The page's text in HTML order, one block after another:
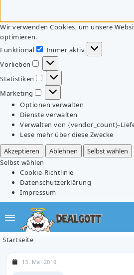
Wir verwenden Cookies, um unsere
optimieren.
Funktional
Funktional
Immer aktiv
Vorlieben
Vorlieben
Statistiken
Statistiken
Marketing
Marketing
Optionen verwalten
Dienste verwalten
Verwalten von {vendor_count}-
Lese mehr über diese Zwecke
Akzeptieren
Ablehnen Selbst wählen
Selbst wählen
Cookie-Richtlinie
Datenschutzerklärung
Impressum
Startseite
13. Mai 2019